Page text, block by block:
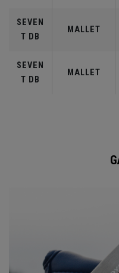
SEVEN
T DB
MALLET
SEVEN
T DB
MALLET